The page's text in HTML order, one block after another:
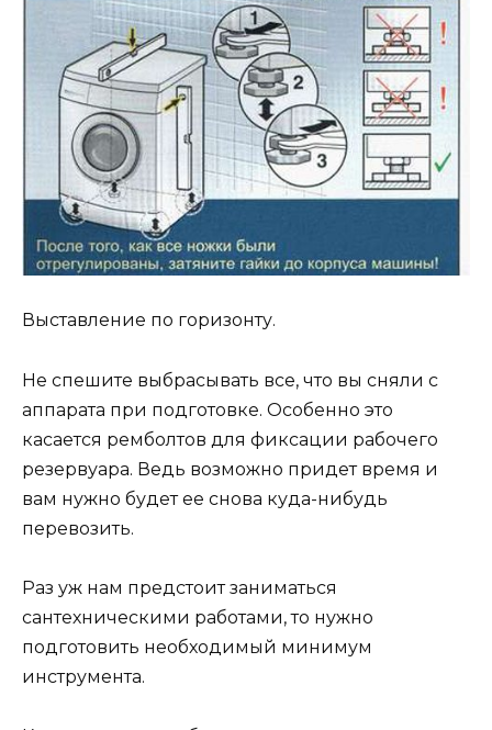
Выставление по горизонту.
Не спешите выбрасывать все, что вы сняли с
аппарата при подготовке. Особенно это
касается ремболтов для фиксации рабочего
резервуара. Ведь возможно придет время и
вам нужно будет ее снова куда-нибудь
перевозить.
Раз уж нам предстоит заниматься
сантехническими работами, то нужно
подготовить необходимый минимум
инструмента.